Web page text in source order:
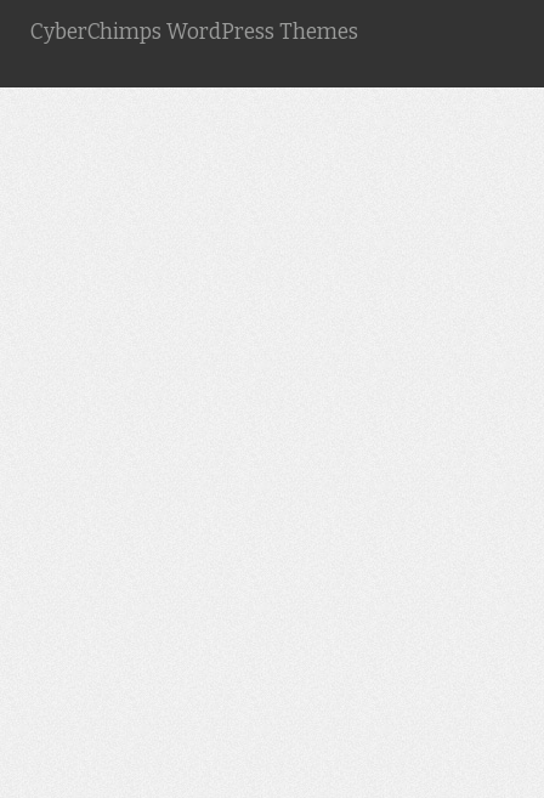
CyberChimps WordPress Themes